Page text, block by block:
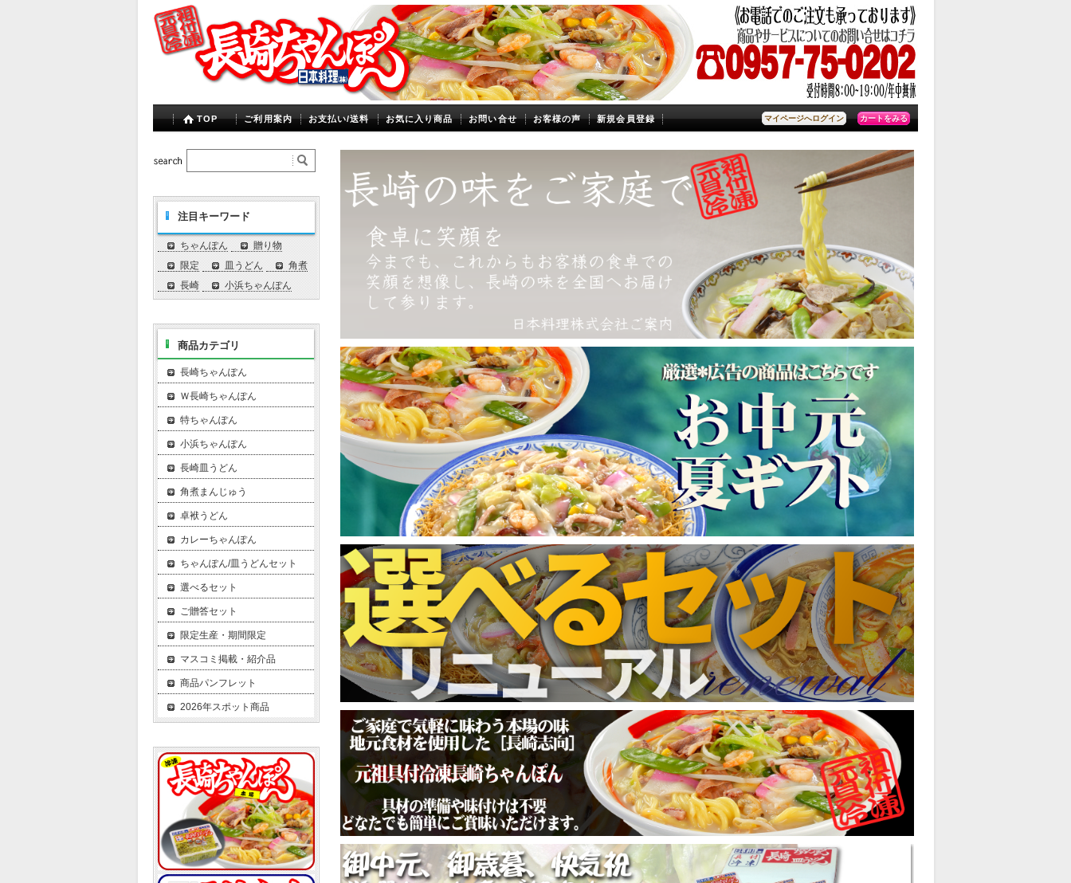
マイページへログイン カートをみる
TOP ご利用案内 お支払い/送料 お気に入り商品 お問い合せ お客様の声 新規会員登録
注目キーワード
ちゃんぽん
贈り物
限定
皿うどん
角煮
長崎
小浜ちゃんぽん
商品カテゴリ
長崎ちゃんぽん
Ｗ長崎ちゃんぽん
特ちゃんぽん
小浜ちゃんぽん
長崎皿うどん
角煮まんじゅう
卓袱うどん
カレーちゃんぽん
ちゃんぽん/皿うどんセット
選べるセット
ご贈答セット
限定生産・期間限定
マスコミ掲載・紹介品
商品パンフレット
2026年スポット商品